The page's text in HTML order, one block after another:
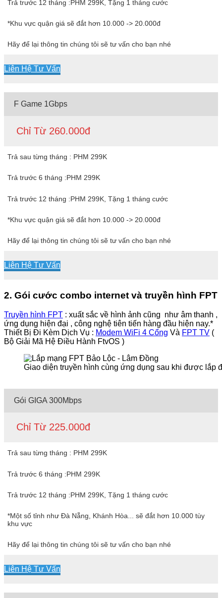
Trả trước 12 tháng :PHM 299K, Tặng 1 tháng cước
*Khu vực quận giá sẽ đắt hơn 10.000 -> 20.000đ
Hãy để lại thông tin chúng tôi sẽ tư vấn cho bạn nhé
Liên Hệ Tư Vấn
F Game 1Gbps
Chỉ Từ 260.000đ
Trả sau từng tháng : PHM 299K
Trả trước 6 tháng :PHM 299K
Trả trước 12 tháng :PHM 299K, Tặng 1 tháng cước
*Khu vực quận giá sẽ đắt hơn 10.000 -> 20.000đ
Hãy để lại thông tin chúng tôi sẽ tư vấn cho bạn nhé
Liên Hệ Tư Vấn
2. Gói cước combo internet và truyền hình FPT
Truyền hình FPT : xuất sắc về hình ảnh cũng như âm thanh ,
ứng dụng hiện đại , công nghệ tiên tiến hàng đầu hiện nay.*
Thiết Bị Đi Kèm Dịch Vụ : Modem WiFi 4 Cổng Và FPT TV (
Bộ Giải Mã Hệ Điều Hành FtvOS )
Giao diện truyền hình cùng ứng dụng sau khi được lắp
Gói GIGA 300Mbps
Chỉ Từ 225.000đ
Trả sau từng tháng : PHM 299K
Trả trước 6 tháng :PHM 299K
Trả trước 12 tháng :PHM 299K, Tặng 1 tháng cước
*Một số tỉnh như Đà Nẵng, Khánh Hòa... sẽ đắt hơn 10.000 tùy
khu vực
Hãy để lại thông tin chúng tôi sẽ tư vấn cho bạn nhé
Liên Hệ Tư Vấn